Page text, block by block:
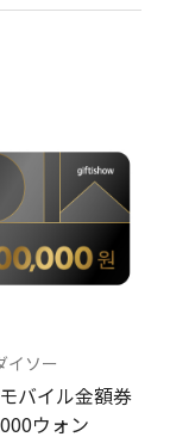
イソー
バイル金額券
ウォン